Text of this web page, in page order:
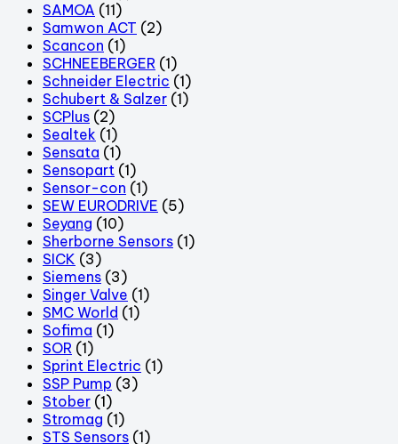
SAMOA (11)
Samwon ACT (2)
Scancon (1)
SCHNEEBERGER (1)
Schneider Electric (1)
Schubert & Salzer (1)
SCPlus (2)
Sealtek (1)
Sensata (1)
Sensopart (1)
Sensor-con (1)
SEW EURODRIVE (5)
Seyang (10)
Sherborne Sensors (1)
SICK (3)
Siemens (3)
Singer Valve (1)
SMC World (1)
Sofima (1)
SOR (1)
Sprint Electric (1)
SSP Pump (3)
Stober (1)
Stromag (1)
STS Sensors (1)